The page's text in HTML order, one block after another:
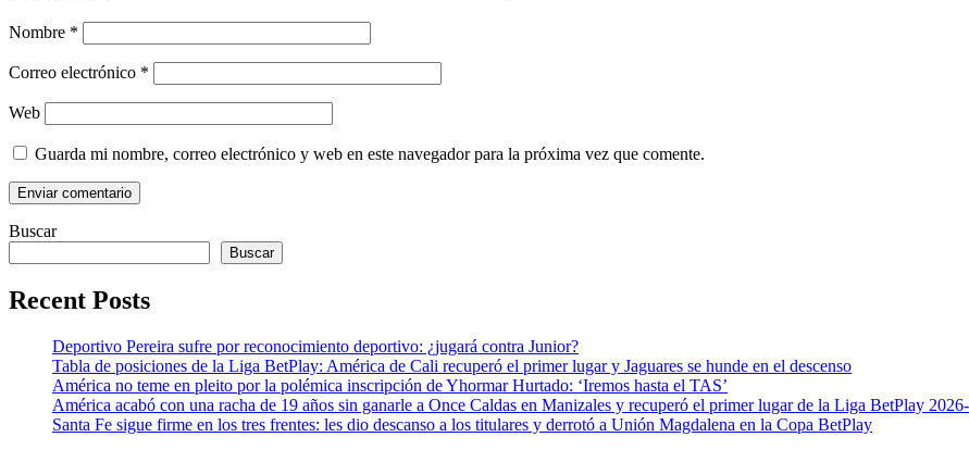
Nombre *
Correo electrónico *
Web
Guarda mi nombre, correo electrónico y web en este navegador para la próxima vez que comente.
Buscar
Buscar
Recent Posts
Deportivo Pereira sufre por reconocimiento deportivo: ¿jugará contra Junior?
Tabla de posiciones de la Liga BetPlay: América de Cali recuperó el primer lugar y Jaguares se hunde en el descenso
América no teme en pleito por la polémica inscripción de Yhormar Hurtado: ‘Iremos hasta el TAS’
América acabó con una racha de 19 años sin ganarle a Once Caldas en Manizales y recuperó el primer lugar de la Liga BetPlay
Santa Fe sigue firme en los tres frentes: les dio descanso a los titulares y derrotó a Unión Magdalena en la Copa BetPlay